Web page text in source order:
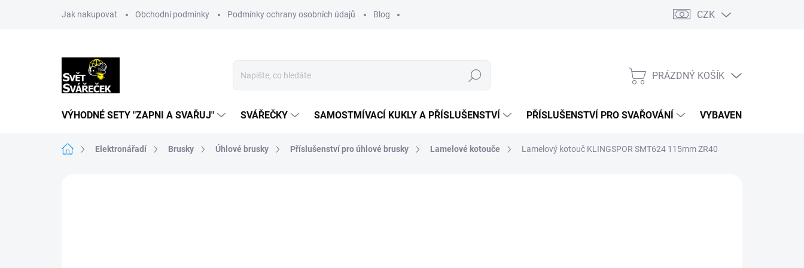
Jak nakupovat Obchodní podmínky Podmínky ochrany osobních údajů Blog CZK
Hledat
NÁKUPNÍ
PRÁZDNÝ KOŠÍK
VÝHODNÉ SETY "ZAPNI A SVAŘUJ" SVÁŘEČKY SAMOSTMÍVACÍ KUKLY A PŘÍSLUŠENSTVÍ PŘÍSLUŠENSTVÍ PRO SVAŘOVÁNÍ VYBAVENÍ DÍLNY PRO
Domů Elektronářadí Brusky Úhlové brusky Příslušenství pro úhlové brusky Lamelové kotouče Lamelový kotouč KLINGSPOR SMT624 115mm ZR40